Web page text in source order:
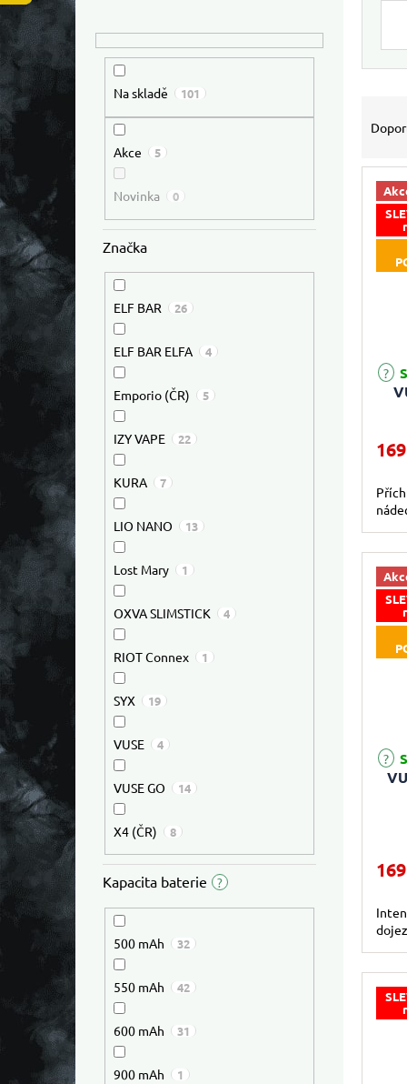
Na skladě 101
Akce 5
Novinka 0
Kapacita baterie ?
500 mAh 32
550 mAh 42
600 mAh 31
900 mAh 1
Značka
ELF BAR 26
ELF BAR ELFA 4
Emporio (ČR) 5
IZY VAPE 22
KURA 7
LIO NANO 13
Lost Mary 1
OXVA SLIMSTICK 4
RIOT Connex 1
SYX 19
VUSE 4
VUSE GO 14
X4 (ČR) 8